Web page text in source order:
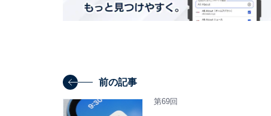
前の記事
第69回